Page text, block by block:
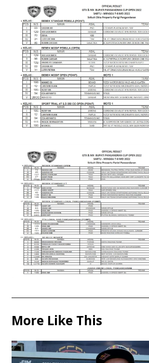
More Like This